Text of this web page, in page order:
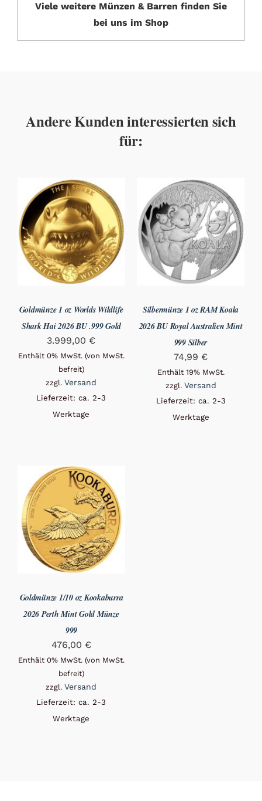
Viele weitere Münzen & Barren finden Sie
bei uns im Shop
Andere Kunden interessierten sich
für:
Goldmünze 1 oz Worlds Wildlife
Shark Hai 2026 BU .999 Gold
3.999,00 €
Enthält 0% MwSt. (von MwSt.
befreit)
zzgl.Versand
Lieferzeit: ca. 2-3
Werktage
Silbermünze 1 oz RAM Koala
2026 BU Royal Australien Mint
999 Silber
74,99 €
Enthält 19% MwSt.
zzgl. Versand
Lieferzeit: ca. 2-3
Werktage
Goldmünze 1/10 oz Kookaburra
2026 Perth Mint Gold Münze
999
476,00 €
Enthält 0% MwSt. (von MwSt.
befreit)
zzgl.Versand
Lieferzeit: ca. 2-3
Werktage